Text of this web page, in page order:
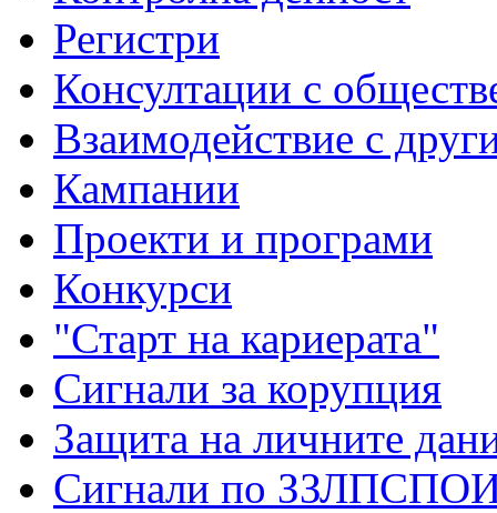
Регистри
Консултации с
Взаимодействие с
Кампании
Проекти и програми
Конкурси
"Старт на кариерата"
Сигнали за корупция
Защита на личните
Сигнали по